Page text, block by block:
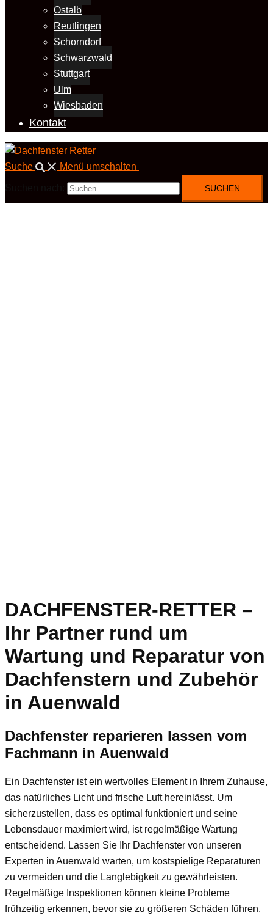
Ostalb
Reutlingen
Schorndorf
Schwarzwald
Stuttgart
Ulm
Wiesbaden
Kontakt
Suche Menü umschalten
DACHFENSTER-RETTER –
Ihr Partner rund um
Wartung und Reparatur von
Dachfenstern und Zubehör
in Auenwald
Dachfenster reparieren lassen vom
Fachmann in Auenwald
Ein Dachfenster ist ein wertvolles Element in Ihrem Zuhause,
das natürliches Licht und frische Luft hereinlässt. Um
sicherzustellen, dass es optimal funktioniert und seine
Lebensdauer maximiert wird, ist regelmäßige Wartung
entscheidend. Lassen Sie Ihr Dachfenster von unseren
Experten in Auenwald warten, um kostspielige Reparaturen
zu vermeiden und die Langlebigkeit zu gewährleisten.
Regelmäßige Inspektionen können kleine Probleme
frühzeitig erkennen, bevor sie zu größeren Schäden führen.